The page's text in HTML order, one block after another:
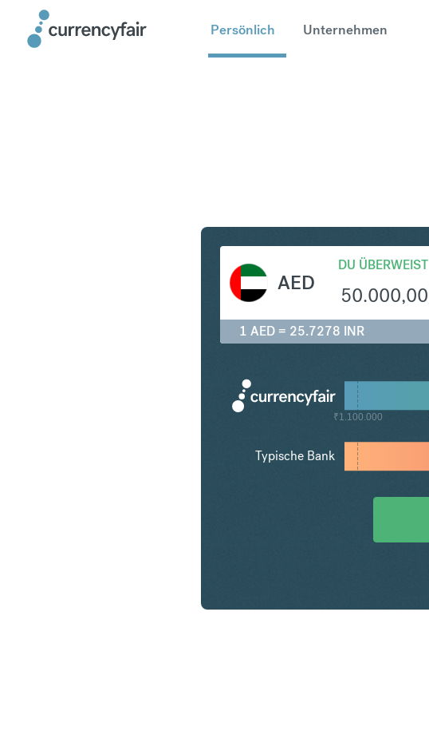
Persönlich Unternehmen
AED
DU ÜBERWEIST
50.000,00
1 AED = 25.7278 INR
₹1.100.000
Typische Bank